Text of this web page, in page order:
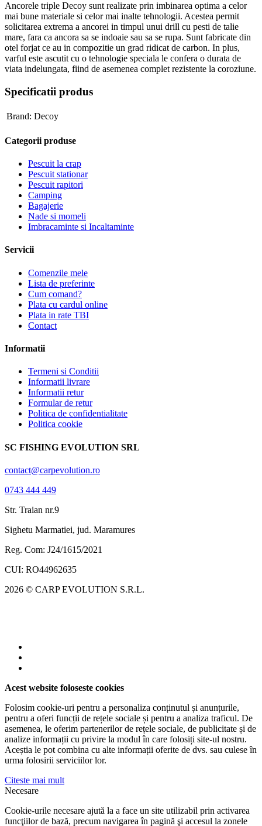
Ancorele triple Decoy sunt realizate prin imbinarea optima a celor
mai bune materiale si celor mai inalte tehnologii. Acestea permit
solicitarea extrema a ancorei in timpul unui drill cu pesti de talie
mare, fara ca ancora sa se indoaie sau sa se rupa. Sunt fabricate din
otel forjat ce au in compozitie un grad ridicat de carbon. In plus,
varful este ascutit cu o tehnologie speciala le confera o durata de
viata indelungata, fiind de asemenea complet rezistente la coroziune.
Specificatii produs
Brand: Decoy
Categorii produse
Pescuit la crap
Pescuit stationar
Pescuit rapitori
Camping
Bagajerie
Nade si momeli
Imbracaminte si Incaltaminte
Servicii
Comenzile mele
Lista de preferinte
Cum comand?
Plata cu cardul online
Plata in rate TBI
Contact
Informatii
Termeni si Conditii
Informatii livrare
Informatii retur
Formular de retur
Politica de confidentialitate
Politica cookie
SC FISHING EVOLUTION SRL
contact@carpevolution.ro
0743 444 449
Str. Traian nr.9
Sighetu Marmatiei, jud. Maramures
Reg. Com: J24/1615/2021
CUI: RO44962635
2026 © CARP EVOLUTION S.R.L.
Acest website foloseste cookies
Folosim cookie-uri pentru a personaliza conținutul și anunțurile,
pentru a oferi funcții de rețele sociale și pentru a analiza traficul. De
asemenea, le oferim partenerilor de rețele sociale, de publicitate și de
analize informații cu privire la modul în care folosiți site-ul nostru.
Aceștia le pot combina cu alte informații oferite de dvs. sau culese în
urma folosirii serviciilor lor.
Citeste mai mult
Necesare
Cookie-urile necesare ajută la a face un site utilizabil prin activarea
funcţiilor de bază, precum navigarea în pagină şi accesul la zonele